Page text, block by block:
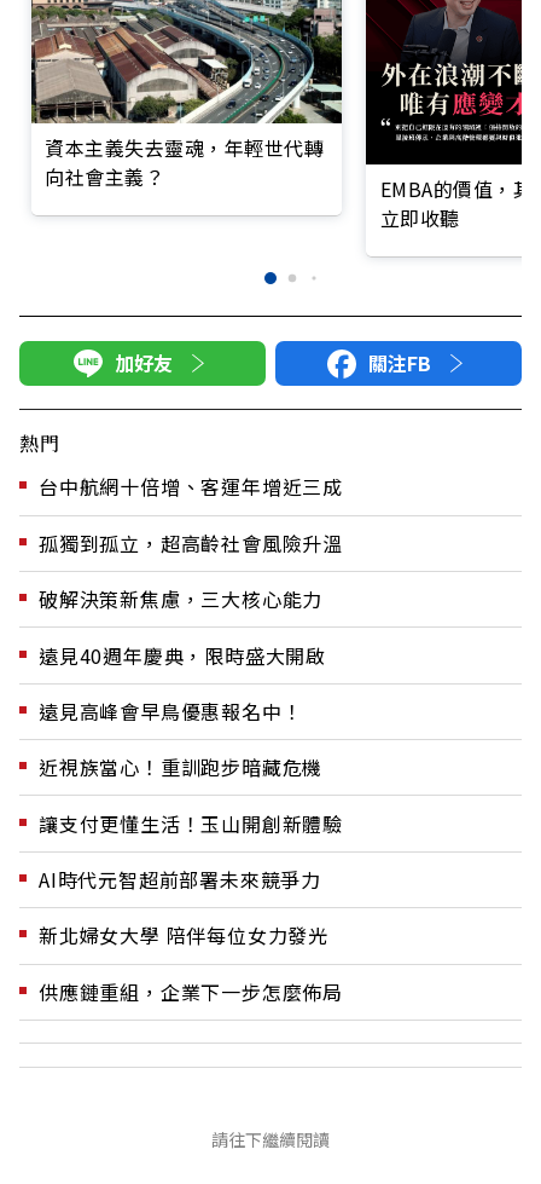
資本主義失去靈魂，年輕世代轉
向社會主義？
EMBA的價值，
立即收聽
加好友 關注FB
熱門
台中航網十倍增、客運年增近三成
孤獨到孤立，超高齡社會風險升溫
破解決策新焦慮，三大核心能力
遠見40週年慶典，限時盛大開啟
遠見高峰會早鳥優惠報名中！
近視族當心！重訓跑步暗藏危機
讓支付更懂生活！玉山開創新體驗
AI時代元智超前部署未來競爭力
新北婦女大學 陪伴每位女力發光
供應鏈重組，企業下一步怎麼佈局
請往下繼續閱讀